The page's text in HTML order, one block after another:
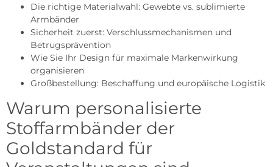
Die richtige Materialwahl: Gewebte vs. sublimierte
Armbänder
Sicherheit zuerst: Verschlussmechanismen und
Betrugsprävention
Wie Sie Ihr Design für maximale Markenwirkung
organisieren
Großbestellung: Beschaffung und europäische Logistik
Warum personalisierte
Stoffarmbänder der
Goldstandard für